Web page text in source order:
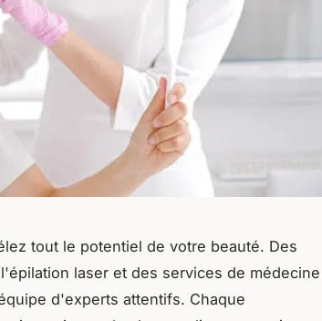
tout le potentiel de votre beauté. Des
laser et des services de médecine
d'experts attentifs. Chaque